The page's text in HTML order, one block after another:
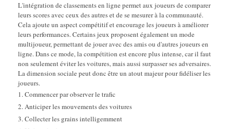
L'intégration de classements en ligne permet aux joueurs de comparer
leurs scores avec ceux des autres et de se mesurer à la communauté.
Cela ajoute un aspect compétitif et encourage les joueurs à améliorer
leurs performances. Certains jeux proposent également un mode
multijoueur, permettant de jouer avec des amis ou d'autres joueurs en
ligne. Dans ce mode, la compétition est encore plus intense, car il faut
non seulement éviter les voitures, mais aussi surpasser ses adversaires.
La dimension sociale peut donc être un atout majeur pour fidéliser les
joueurs.
Commencer par observer le trafic
Anticiper les mouvements des voitures
Collecter les grains intelligemment